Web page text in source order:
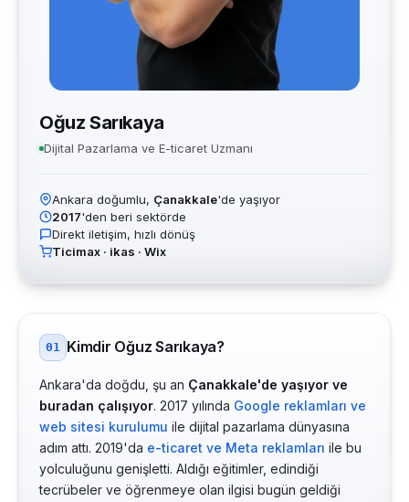
Oğuz Sarıkaya
Dijital Pazarlama ve E-ticaret Uzmanı
Ankara doğumlu, Çanakkale'de yaşıyor
2017'den beri sektörde
Direkt iletişim, hızlı dönüş
Ticimax · ikas · Wix
01 Kimdir Oğuz Sarıkaya?
Ankara'da doğdu, şu an Çanakkale'de yaşıyor ve
buradan çalışıyor. 2017 yılında Google reklamları ve
web sitesi kurulumu ile dijital pazarlama dünyasına
adım attı. 2019'da e-ticaret ve Meta reklamları ile bu
yolculuğunu genişletti. Aldığı eğitimler, edindiği
tecrübeler ve öğrenmeye olan ilgisi bugün geldiği